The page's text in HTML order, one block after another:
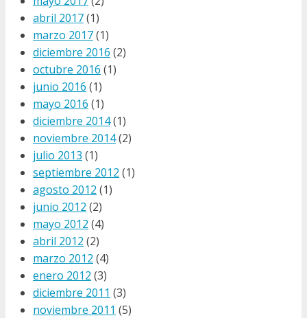
abril 2017(1)
marzo 2017(1)
diciembre 2016 (2)
octubre 2016 (1)
junio 2016 (1)
mayo 2016 (1)
diciembre 2014(1)
noviembre 2014(2)
julio 2013 (1)
septiembre 2012 (1)
agosto 2012 (1)
junio 2012 (2)
mayo 2012 (4)
abril 2012 (2)
marzo 2012 (4)
enero 2012 (3)
diciembre 2011 (3)
noviembre 2011 (5)